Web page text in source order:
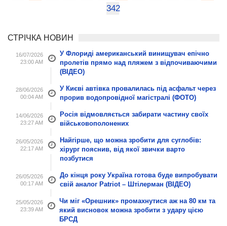
342
СТРІЧКА НОВИН
16/07/2026
23:00 AM
У Флориді американський винищувач епічно
пролетів прямо над пляжем з відпочиваючими
(ВІДЕО)
28/06/2026
00:04 AM
У Києві автівка провалилась під асфальт через
прорив водопровідної магістралі (ФОТО)
14/06/2026
23:27 AM
Росія відмовляється забирати частину своїх
військовополонених
26/05/2026
22:17 AM
Найгірше, що можна зробити для суглобів:
хірург пояснив, від якої звички варто
позбутися
26/05/2026
00:17 AM
До кінця року Україна готова буде випробувати
свій аналог Patriot – Штілерман (ВІДЕО)
25/05/2026
23:39 AM
Чи міг «Орешник» промахнутися аж на 80 км та
який висновок можна зробити з удару цією
БРСД